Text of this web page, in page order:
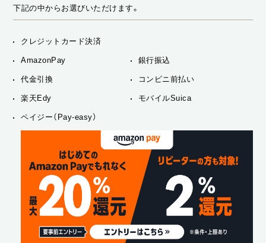
下記の中からお選びいただけます。
クレジットカード決済
AmazonPay 銀行振込
代金引換 コンビニ前払い
楽天Edy モバイルSuica
ペイジー（Pay-easy）